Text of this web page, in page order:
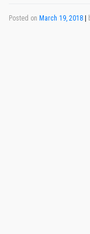
Posted on March 19, 2018